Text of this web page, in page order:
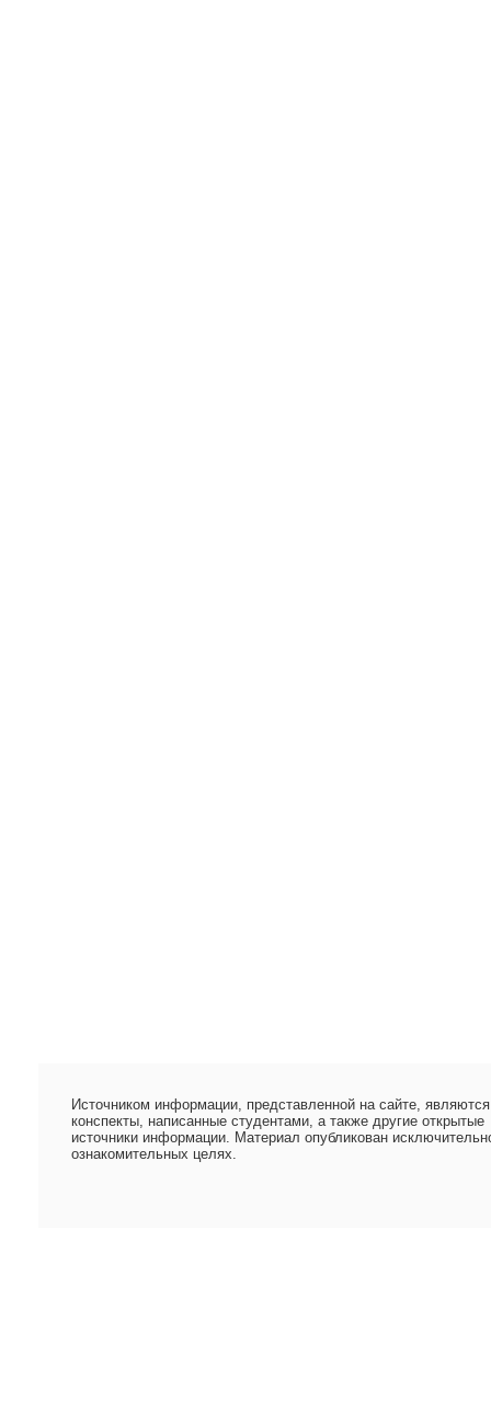
Источником информации, представленной на сайте, являются
конспекты, написанные студентами, а также другие открытые
источники информации. Материал опубликован
ознакомительных целях.